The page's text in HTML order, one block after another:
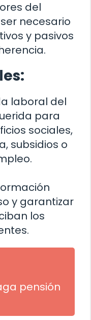
del
necesario
y pasivos
laboral del
para
sociales,
subsidios o
y garantizar
los
pensión